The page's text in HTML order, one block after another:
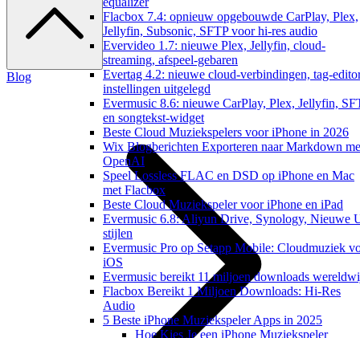
Flacbox 7.4: opnieuw opgebouwde CarPlay, Plex,
Jellyfin, Subsonic, SFTP voor hi-res audio
Evervideo 1.7: nieuwe Plex, Jellyfin, cloud-
streaming, afspeel-gebaren
Evertag 4.2: nieuwe cloud-verbindingen, tag-
instellingen uitgelegd
Evermusic 8.6: nieuwe CarPlay, Plex, Jellyfin,
en songtekst-widget
Beste Cloud Muziekspelers voor iPhone in 2026
Wix Blogberichten Exporteren naar Markdown
OpenAI
Speel Lossless FLAC en DSD op iPhone en Mac
met Flacbox
Beste Cloud Muziekspeler voor iPhone en iPad
Evermusic 6.8: Aliyun Drive, Synology, Nieuwe
stijlen
Evermusic Pro op Setapp Mobile: Cloudmuziek
iOS
Evermusic bereikt 11 miljoen downloads
Flacbox Bereikt 1 Miljoen Downloads: Hi-Res
Audio
5 Beste iPhone Muziekspeler Apps in 2025
Hoe Kies Je een iPhone Muziekspeler
Blog